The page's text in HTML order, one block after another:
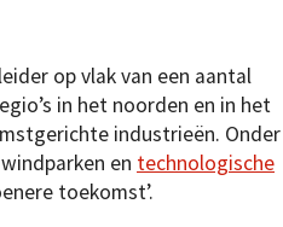
op vlak van een aantal
in het noorden en in het
industrieën.
en technologische
toekomst’.